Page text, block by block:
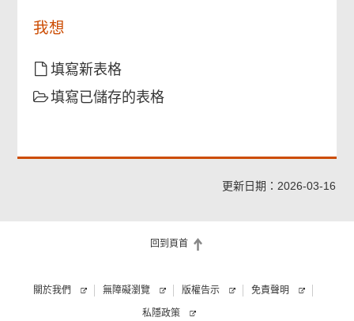
填
表
知。
我想
填寫新表格
填寫已儲存的表格
更新日期：2026-03-16
回到頁首
關於我們 無障礙瀏覽 版權告示 免責聲明
私隱政策